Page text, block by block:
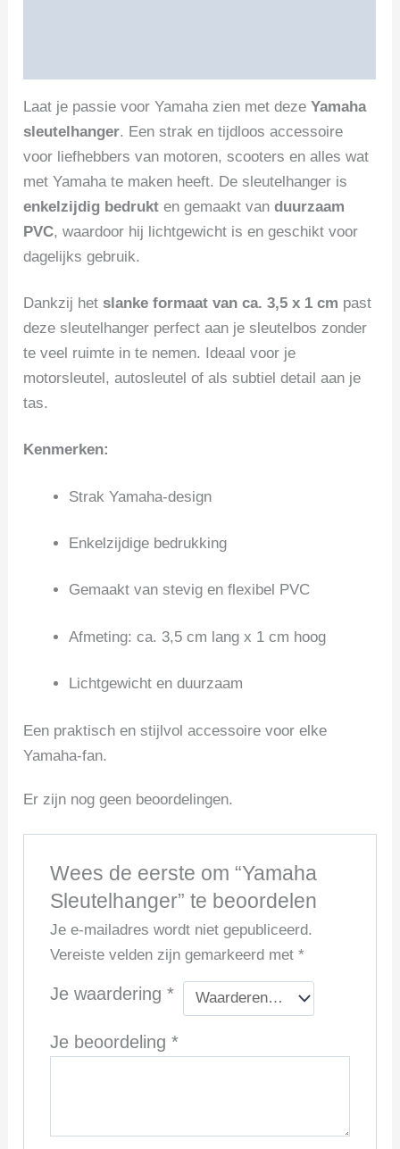
Laat je passie voor Yamaha zien met dezeYamaha
sleutelhanger. Een strak en tijdloos accessoire
voor liefhebbers van motoren, scooters en alles wat
met Yamaha te maken heeft. De sleutelhanger is
enkelzijdig bedrukt en gemaakt vanduurzaam
PVC, waardoor hij lichtgewicht is en geschikt voor
dagelijks gebruik.
Dankzij hetslanke formaat van ca. 3,5 x 1 cm past
deze sleutelhanger perfect aan je sleutelbos zonder
te veel ruimte in te nemen. Ideaal voor je
motorsleutel, autosleutel of als subtiel detail aan je
tas.
Kenmerken:
Strak Yamaha-design
Enkelzijdige bedrukking
Gemaakt van stevig en flexibel PVC
Afmeting: ca. 3,5 cm lang x 1 cm hoog
Lichtgewicht en duurzaam
Een praktisch en stijlvol accessoire voor elke
Yamaha-fan.
Er zijn nog geen beoordelingen.
Wees de eerste om “Yamaha
Sleutelhanger” te beoordelen
Je e-mailadres wordt niet gepubliceerd.
Vereiste velden zijn gemarkeerd met *
Je waardering *
Je beoordeling *